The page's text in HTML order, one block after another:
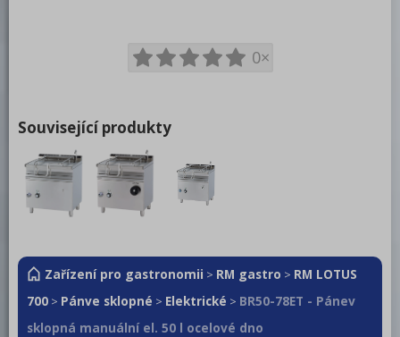
0×
Související produkty
Zařízení pro gastronomii > RM gastro > RM LOTUS
700 > Pánve sklopné > Elektrické > BR50-78ET - Pánev
sklopná manuální el. 50 l ocelové dno